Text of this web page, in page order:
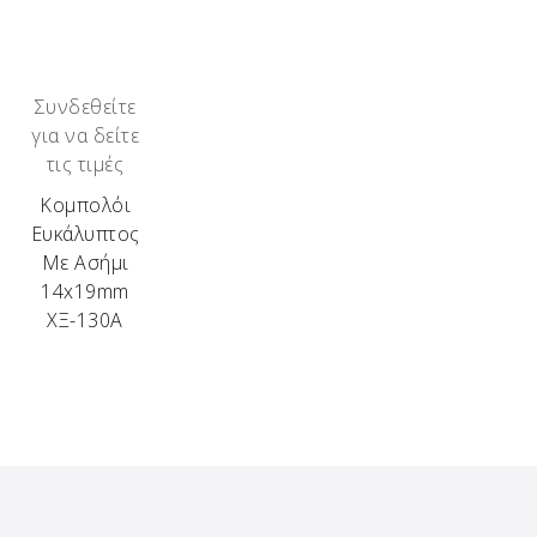
Συνδεθείτε
για να δείτε
τις τιμές
Κομπολόι
Ευκάλυπτος
Με Ασήμι
14x19mm
ΧΞ-130Α